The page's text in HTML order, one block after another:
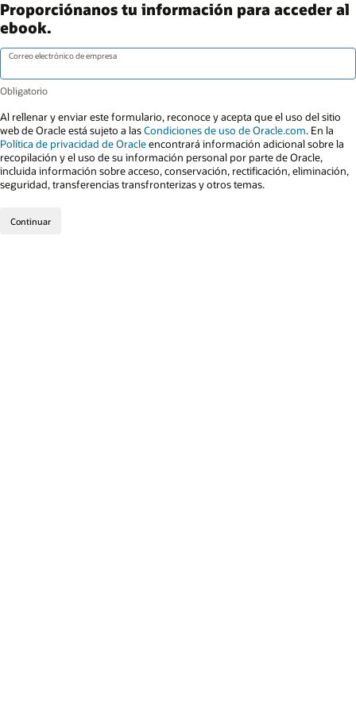
Proporciónanos tu información para acceder al
ebook.
Correo electrónico de empresa
Al rellenar y enviar este formulario, reconoce y acepta que el uso del sitio
web de Oracle está sujeto a lasCondiciones de uso de Oracle.com. En la
Política de privacidad de Oracleencontrará información adicional sobre la
recopilación y el uso de su información personal por parte de Oracle,
incluida información sobre acceso, conservación, rectificación, eliminación,
seguridad, transferencias transfronterizas y otros temas.
Continuar